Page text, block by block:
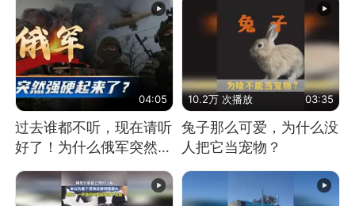
04:05
过去谁都不听，现在请听
好了！为什么俄军突然强
10.2万 次播放 03:35
兔子那么可爱，为什么没
人把它当宠物？